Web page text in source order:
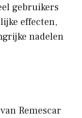
gebruikers
effecten,
nadelen
Remescar